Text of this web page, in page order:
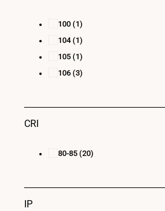
100 (1)
104 (1)
105 (1)
106 (3)
CRI
80-85 (20)
IP